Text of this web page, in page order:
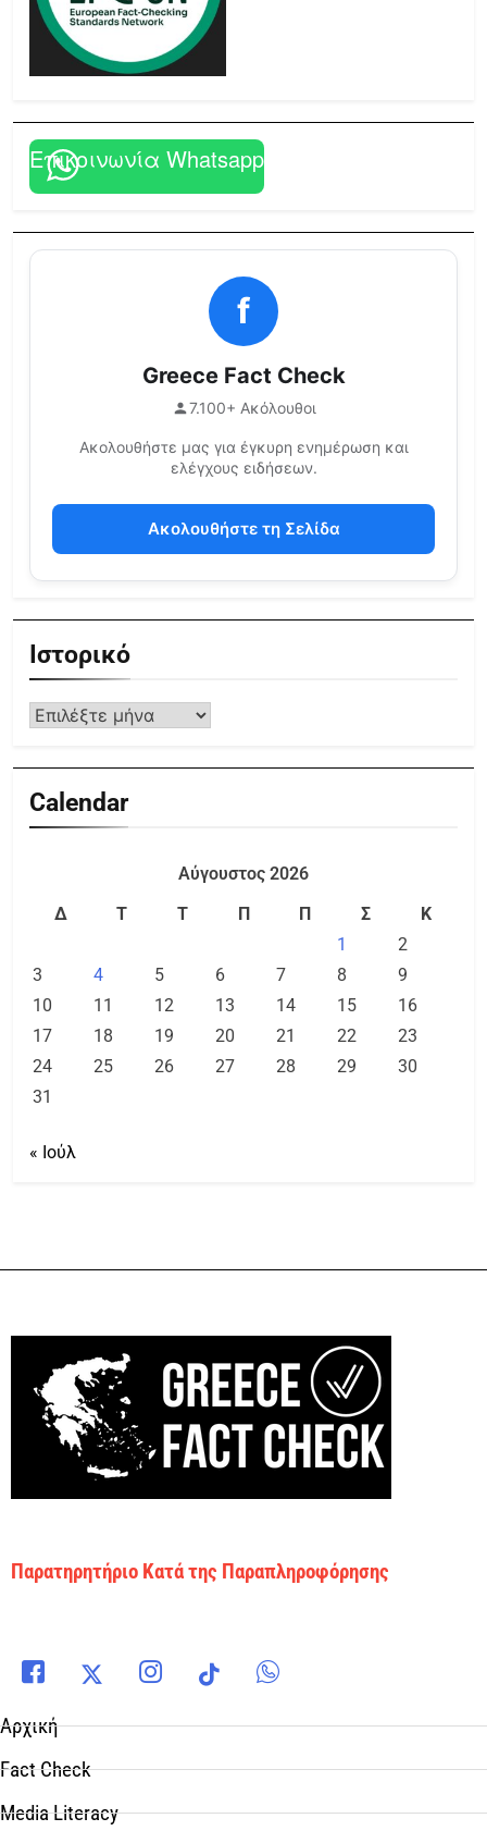
Επικοινωνία Whatsapp
f
Greece Fact Check
7.100+ Ακόλουθοι
Ακολουθήστε μας για έγκυρη ενημέρωση και
ελέγχους ειδήσεων.
Ακολουθήστε τη Σελίδα
Ιστορικό
Calendar
Αύγουστος 2026
Δ
Τ Τ Π Π Σ
Κ
1
2
3
4 5 6 7 8
9
10
11 12 13 14 15
16
17
18 19 20 21 22
23
24
25 26 27 28 29
30
31
« Ιούλ
Παρατηρητήριο Κατά της Παραπληροφόρησης
Αρχική
Fact Check
Media Literacy